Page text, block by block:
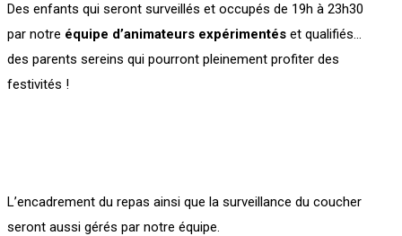
Des enfants qui seront surveillés et occupés de 19h à 23h30
par notre équipe d’animateurs expérimentés et qualifiés…
des parents sereins qui pourront pleinement profiter des
festivités !
L’encadrement du repas ainsi que la surveillance du coucher
seront aussi gérés par notre équipe.